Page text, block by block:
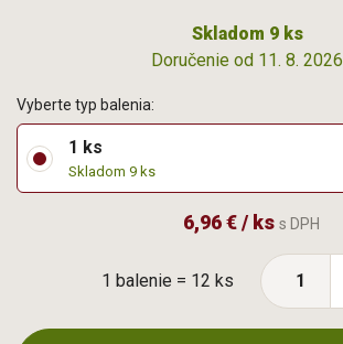
Skladom 9 ks
Doručenie od 11. 8. 2026
1 balenie = 12 ks
Vyberte typ balenia:
1 ks
Skladom 9 ks
6,96 € / ks s DPH